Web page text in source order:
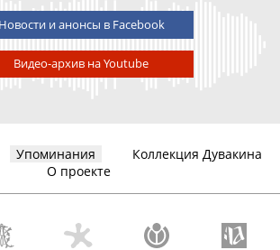
Новости и анонсы в Facebook
Видео-архив на Youtube
Упоминания
Коллекция Дувакина
О проекте